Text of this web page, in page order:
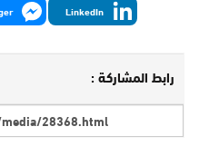
LinkedIn
رابط المشاركة :